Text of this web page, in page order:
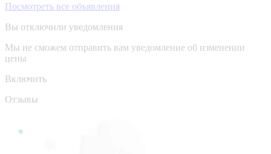
Посмотреть все объявления
Вы отключили уведомления
Мы не сможем отправить вам уведомление об изменении
цены
Включить
Отзывы